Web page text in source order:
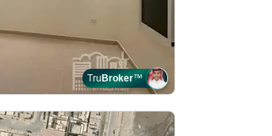
TruBroker™